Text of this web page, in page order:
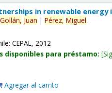
in renewable energy
Gollán, Juan |Pérez, Miguel.
CEPAL, 2012
disponibles para préstamo:
Agregar al carrito